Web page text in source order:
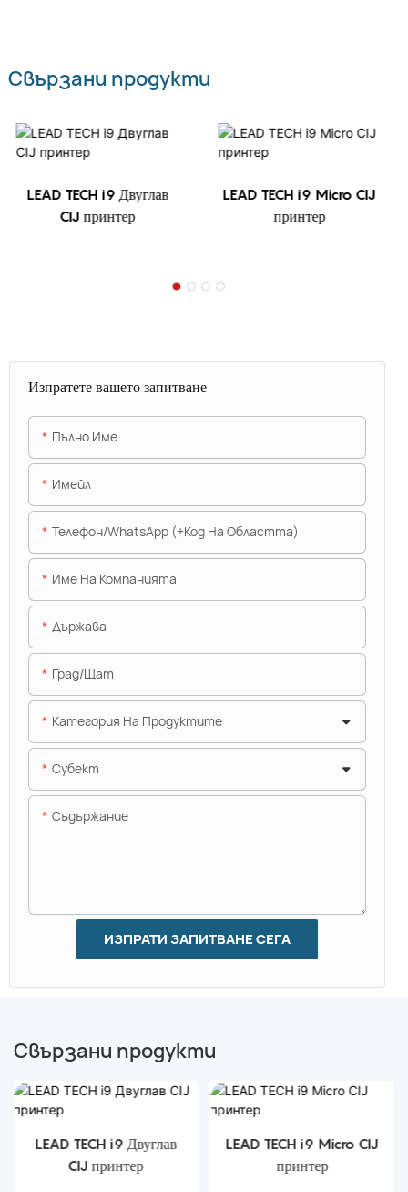
Свързани продукти
LEAD TECH i9 Двуглав
CIJ принтер
LEAD TECH i9 Micro CIJ
принтер
Изпратете вашето запитване
Пълно Име
Имейл
Телефон/WhatsApp (+Код На Областта)
Име На Компанията
Държава
Град/щат
Категория На Продуктите
Субект
Съдържание
ИЗПРАТИ ЗАПИТВАНЕ СЕГА
Свързани продукти
LEAD TECH i9 Двуглав
CIJ принтер
LEAD TECH i9 Micro CIJ
принтер